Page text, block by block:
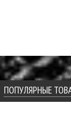
ПОПУЛЯРНЫЕ